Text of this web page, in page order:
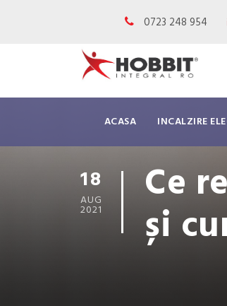
0723 248 954
ACASA INCALZIRE
18
AUG
2021 Ce
și